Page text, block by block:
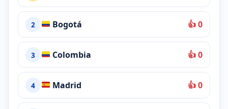
2 Bogotá 👍 0
3 Colombia 👍 0
4 Madrid 👍 0